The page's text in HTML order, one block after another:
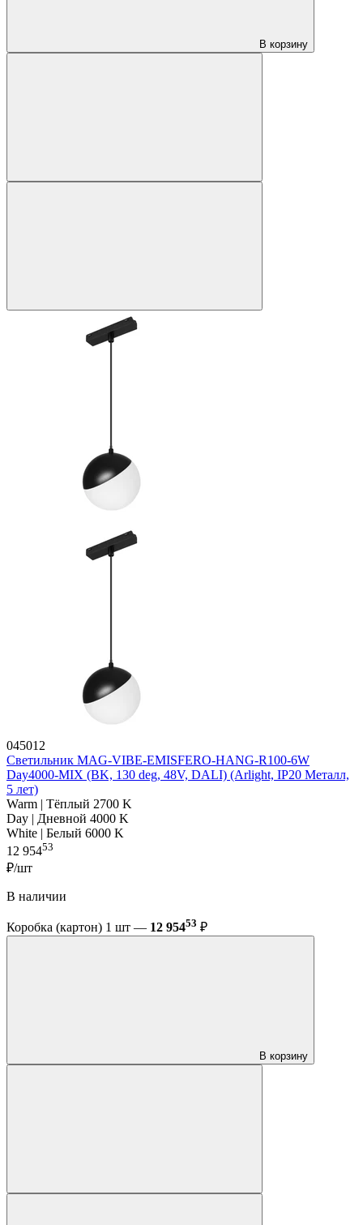
В корзину
045012
Светильник MAG-VIBE-EMISFERO-HANG-R100-6W
Day4000-MIX (BK, 130 deg, 48V, DALI) (Arlight, IP20 Металл,
5 лет)
Warm | Тёплый 2700 K
Day | Дневной 4000 K
White | Белый 6000 K
12 95453
₽/шт
В наличии
Коробка (картон) 1 шт — 12 95453 ₽
В корзину